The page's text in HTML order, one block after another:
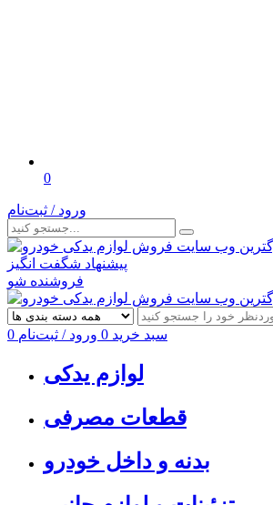
0
ورود / ثبت‌نام
پیشنهاد شگفت انگیز
فروشنده شو
0 سبد خرید 0 ورود / ثبت‌نام
لوازم یدکی
قطعات مصرفی
بدنه و داخل خودرو